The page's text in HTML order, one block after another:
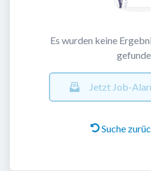
Es wurden keine
Jetzt Job-
Suche